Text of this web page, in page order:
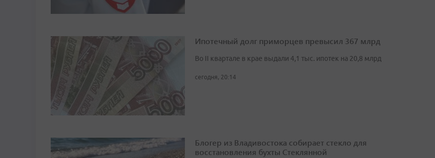
Ипотечный долг приморцев превысил 367 млрд
Во II квартале в крае выдали 4,1 тыс. ипотек на 20,8 млрд
сегодня, 20:14
Блогер из Владивостока собирает стекло для
восстановления бухты Стеклянной